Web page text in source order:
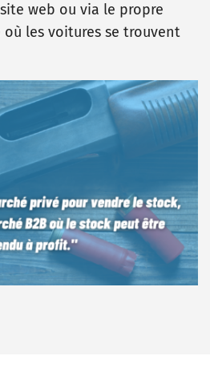
web ou via le propre
les voitures se trouvent